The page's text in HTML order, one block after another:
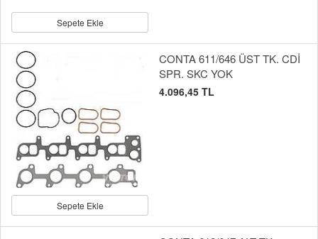
Sepete Ekle
Sepete Ekle
CONTA 611/646 ÜST TK. CDİ
SPR. SKC YOK
4.096,45 TL